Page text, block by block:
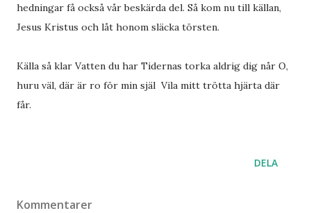
hedningar få också vår beskärda del. Så kom nu till källan,
Jesus Kristus och låt honom släcka törsten.
Källa så klar Vatten du har Tidernas torka aldrig dig når O,
huru väl, där är ro för min själ Vila mitt trötta hjärta där
får.
DELA
Kommentarer